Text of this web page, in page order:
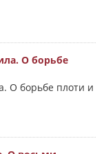
О борьбе
О борьбе плоти и